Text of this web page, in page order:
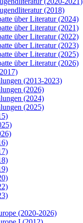
(2018)
über Literatur(2024)
über Literatur(2021)
über Literatur(2022)
über Literatur(2023)
über Literatur(2025)
über Literatur(2026)
(2013-2023)
(2026)
(2024)
(2025)
(2020-2026)